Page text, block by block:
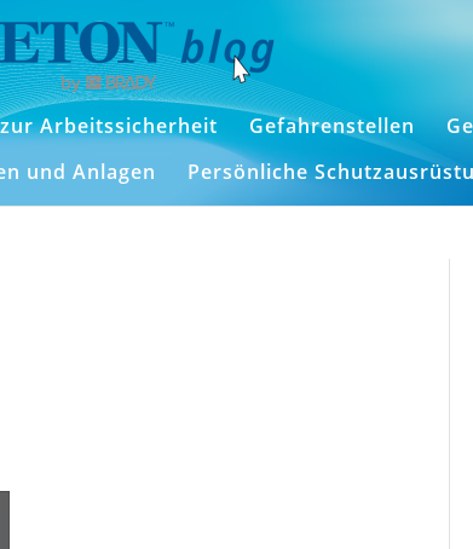
Arbeitssicherheit Gefahrenstellen
und Anlagen Persönliche